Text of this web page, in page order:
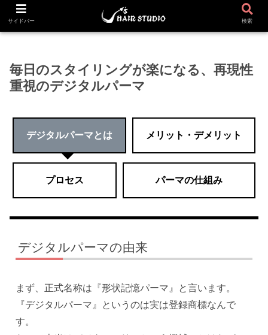
デジタルパーマ
毎日のスタイリングが楽になる、再現性
重視のデジタルパーマ
デジタルパーマとは メリット・デメリット
プロセス パーマの仕組み
デジタルパーマの由来
まず、正式名称は『形状記憶パーマ』と言います。
『デジタルパーマ』というのは実は登録商標なんで
す。
サイドバー 検索